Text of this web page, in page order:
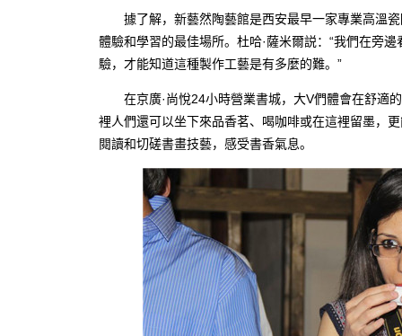
據了解，新藝然陶藝館是西安最早一家專業高溫瓷
體驗和學習的最佳場所。杜哈·薩米爾説：“我們在旁
驗，才能知道這種製作工藝是有多麼的難。”
在京廣·尚悅24小時營業書城，大V們體會在舒適
裡人們還可以坐下來品香茗、喝咖啡或在這裡留墨，
閱讀和切磋書畫技藝，感受書香氣息。